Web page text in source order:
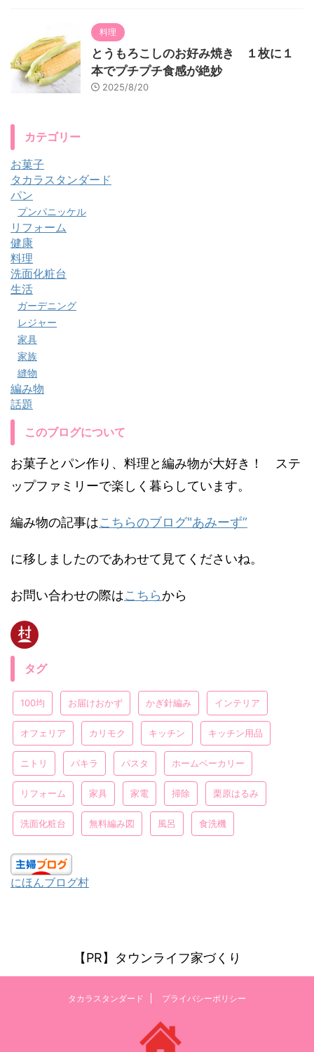
料理
とうもろこしのお好み焼き １枚に１
本でプチプチ食感が絶妙
2025/8/20
カテゴリー
お菓子
タカラスタンダード
パン
プンパニッケル
リフォーム
健康
料理
洗面化粧台
生活
ガーデニング
レジャー
家具
家族
縫物
編み物
話題
このブログについて
お菓子とパン作り、料理と編み物が大好き！ ステ
ップファミリーで楽しく暮らしています。
編み物の記事はこちらのブログ"あみーず”
に移しましたのであわせて見てくださいね。
お問い合わせの際はこちらから
タグ
100均 お届けおかず かぎ針編み インテリア
オフェリア カリモク キッチン キッチン用品
ニトリ パキラ パスタ ホームベーカリー
リフォーム 家具 家電 掃除 栗原はるみ
洗面化粧台 無料編み図 風呂 食洗機
にほんブログ村
【PR】タウンライフ家づくり
タカラスタンダード プライバシーポリシー